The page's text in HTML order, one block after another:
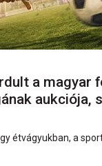
a magyar
aukciója,
étvágyukban, a